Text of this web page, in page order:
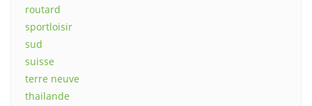
routard
sportloisir
sud
suisse
terre neuve
thailande